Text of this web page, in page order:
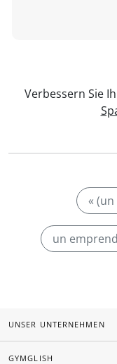
Verbessern Sie
«
un
UNSER UNTERNEHMEN
GYMGLISH